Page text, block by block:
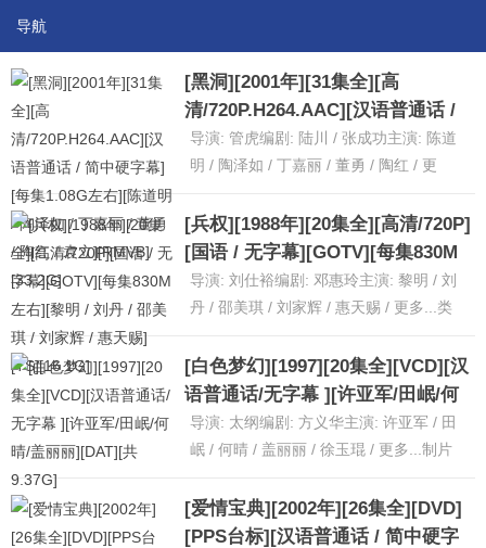
导航
[黑洞][2001年][31集全][高
清/720P.H264.AAC][汉语普通话 /
简中硬字幕][每集1.08G左右][陈道
明 / 陶泽如 / 丁嘉丽 / 董勇 / 陶红 /
导演: 管虎编剧: 陆川 / 张成功主演: 陈道
明 / 陶泽如 / 丁嘉丽 / 董勇 / 陶红 / 更
细]
[兵权][1988年][20集全][高清/720P]
[国语 / 无字幕][GOTV][每集830M
左右][黎明 / 刘丹 / 邵美琪 / 刘家辉
/ 惠天赐][TS][16.1G]
导演: 刘仕裕编剧: 邓惠玲主演: 黎明 / 刘
丹 / 邵美琪 / 刘家辉 / 惠天赐 / 更多...类
[白色梦幻][1997][20集全][VCD][汉
语普通话/无字幕 ][许亚军/田岷/何
晴/盖丽丽][DAT][共9.37G]
导演: 太纲编剧: 方义华主演: 许亚军 / 田
岷 / 何晴 / 盖丽丽 / 徐玉琨 / 更多...制片
[详细]
[爱情宝典][2002年][26集全][DVD]
[PPS台标][汉语普通话 / 简中硬字